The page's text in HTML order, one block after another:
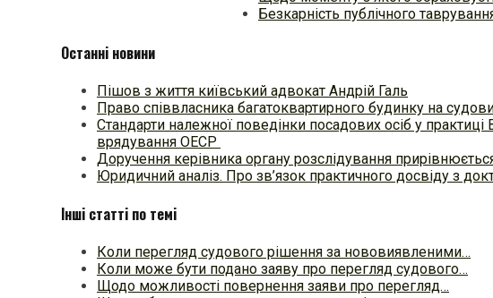
Безкарність публічного
Останні новини
Пішов з життя київський адвокат Андрій Галь
Право співвласника багатоквартирного будинку на
Стандарти належної поведінки посадових осіб у
врядування ОЕСР
Доручення керівника органу розслідування
Юридичний аналіз. Про зв’язок практичного досвіду з
Інші статті по темі
Коли перегляд судового рішення за нововиявленими…
Коли може бути подано заяву про перегляд судового…
Щодо можливості повернення заяви про перегляд…